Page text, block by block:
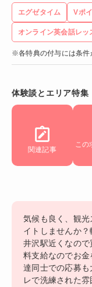
エグゼタイム Vポ
オンライン英会話レッ
※各特典の付与には条件
体験談とエリア特集
関連記事
この
気候も良く、観
イトしませんか
井沢駅近くなの
料支給なのでお
達同士での応募も
レで洗練された